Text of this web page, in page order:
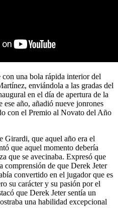
una bola rápida interior del
enviándola a las gradas del
en el día de apertura de la
año, añadió nueve jonrones
con el Premio al Novato del Año
Girardi, que aquel año era el
que aquel momento debería
que se avecinaba. Expresó que
comprensión de que Derek Jeter
convertido en el jugador que es
su carácter y su pasión por el
que Derek Jeter sentía un
una habilidad excepcional